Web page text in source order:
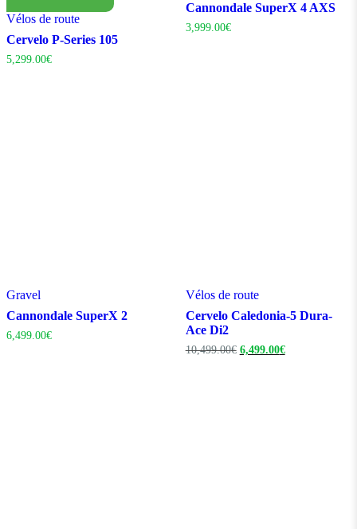
Vélos de route
Cervelo P-Series 105
5,299.00€
Cannondale SuperX 4 AXS
3,999.00€
Gravel
Cannondale SuperX 2
6,499.00€
Vélos de route
Cervelo Caledonia-5 Dura-
Ace Di2
10,499.00€ Le
6,499.00€Le